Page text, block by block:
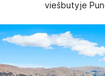
viešbutyje